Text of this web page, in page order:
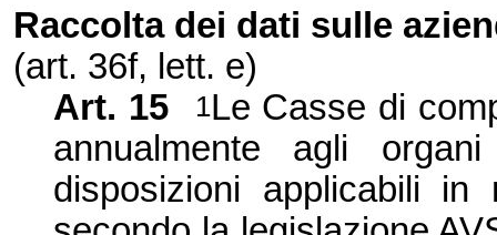
Raccolta dei dati sulle
(art. 36f, lett. e)
Art. 15
1Le Casse di
annualmente agli
disposizioni applicabili